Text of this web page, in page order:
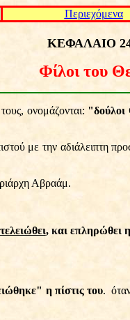
Περιεχόμενα
ΚΕΦΑΛΑΙΟ
Φίλοι του
ονομάζονται:
με την αδιάλειπτη
Αβραάμ.
, και επληρώθει
η πίστις του.